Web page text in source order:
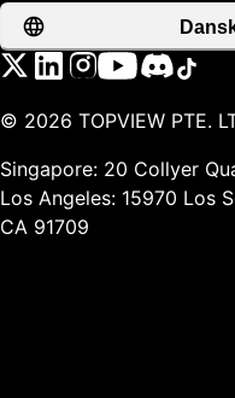
© 2026 TOPVIEW PTE.
Singapore: 20 Collyer
Los Angeles: 15970 Los
CA 91709